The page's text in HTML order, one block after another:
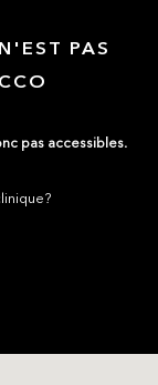
PAS
pas accessibles.